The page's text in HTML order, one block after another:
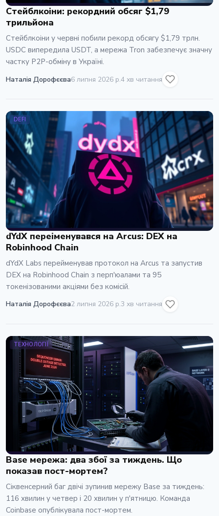
Стейблкоіни: рекордний обсяг $1,79
трильйона
Стейблкоіни у червні побили рекорд обсягу $1,79 трлн.
USDC випередила USDT, а мережа Tron забезпечує значну
частку P2P-обміну в Україні.
Наталія Дорофєєва6 липня 2026 р.4 хв читання
DEFI
dYdX переіменувався на Arcus: DEX на
Robinhood Chain
dYdX Labs перейменував протокол на Arcus та запустив
DEX на Robinhood Chain з перп'юалами та 95
токенізованими акціями без комісій.
Наталія Дорофєєва2 липня 2026 р.3 хв читання
ТЕХНОЛОГІЇ
Base мережа: два збої за тиждень. Що
показав пост-мортем?
Сіквенсерний баг двічі зупинив мережу Base за тиждень:
116 хвилин у четвер і 20 хвилин у п'ятницю. Команда
Coinbase опублікувала пост-мортем.